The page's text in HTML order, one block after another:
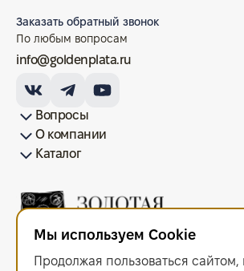
Вопросы
Как купить/продать
Условия оплаты
Условия доставки
Гарантия на товар
Возврат монет
Карта сайта
О компании
Франшиза
История
Вопрос-ответ
Отзывы
Лицензии и документы
Контакты офисов
Новости
БлогКаталог
Заказать обратный звонок
По любым вопросам
info@goldenplata.ru
Политика в отношении обработки персональных
Мы используем Cookie
Продолжая пользоваться сайтом,